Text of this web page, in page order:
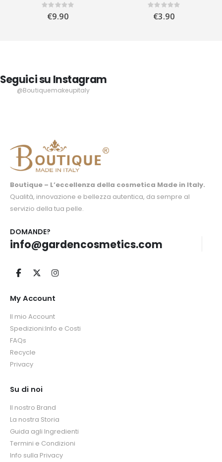
Rating:
0%€9.90
Rating:
0%€3.90
Seguici su Instagram
@Boutiquemakeupitaly
Boutique – L’eccellenza della cosmetica Made in Italy.
Qualità, innovazione e bellezza autentica, da sempre al
servizio della tua pelle.
DOMANDE?
info@gardencosmetics.com
My Account
Il mio Account
Spedizioni:Info e Costi
FAQs
Recycle
Privacy
Su di noi
Il nostro Brand
La nostra Storia
Guida agli Ingredienti
Termini e Condizioni
Info sulla Privacy